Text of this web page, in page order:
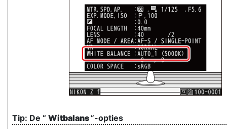
De “ Witbalans”-opties